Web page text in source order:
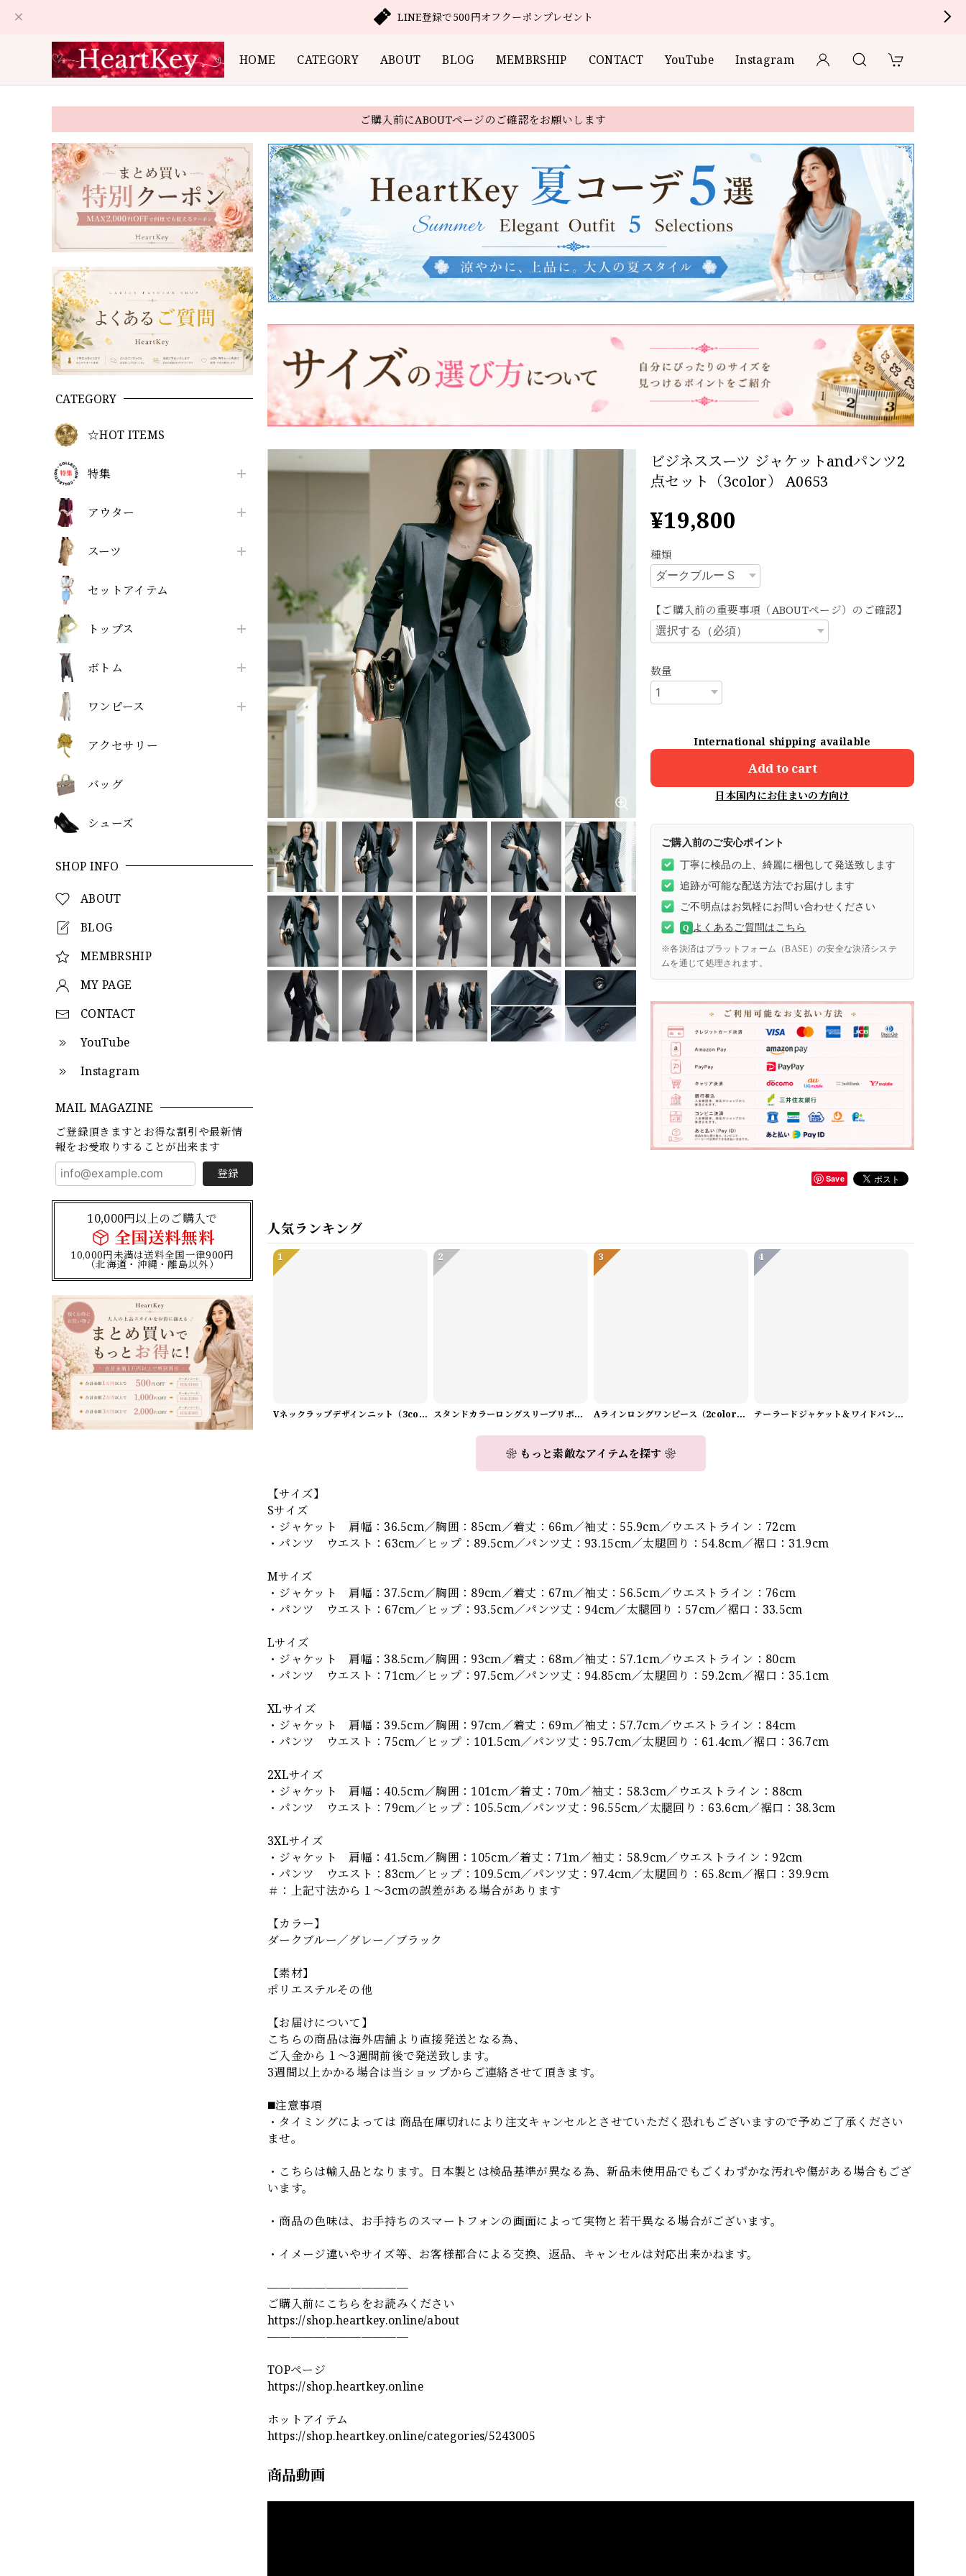
LINE登録で500円オフクーポンプレゼント
HOME CATEGORY ABOUT BLOG MEMBRSHIP CONTACT YouTube Instagram
ご購入前にABOUTページのご確認をお願いします
CATEGORY
☆HOT ITEMS
特集
アウター
スーツ
セットアイテム
トップス
ボトム
ワンピース
アクセサリー
バッグ
シューズ
SHOP INFO
ABOUT
BLOG
MEMBRSHIP
MY PAGE
CONTACT
YouTube
Instagram
MAIL MAGAZINE
ご登録頂きますとお得な割引や最新情
報をお受取りすることが出来ます
登録
10,000円以上のご購入で
全国送料無料
10,000円未満は送料全国一律900円
（北海道・沖縄・離島以外）
ビジネススーツ ジャケットandパンツ2
点セット（3color） A0653
¥19,800
種類
【ご購入前の重要事項（ABOUTページ）のご確認】
数量
International shipping available
Add to cart
日本国内にお住まいの方向け
ご購入前のご安心ポイント
丁寧に検品の上、綺麗に梱包して発送致します
追跡が可能な配送方法でお届けします
ご不明点はお気軽にお問い合わせください
Q よくあるご質問はこちら
※各決済はプラットフォーム（BASE）の安全な決済システ
ムを通じて処理されます。
Save
人気ランキング
1
Vネックラップデザインニット（3color） A1008
2
スタンドカラーロングスリーブリボンブラウス（3color） A1126
3
Aラインロングワンピース（2color） A0908
4
テーラードジャケット＆ワイドパンツスーツwithスカーフ A0987
❀ もっと素敵なアイテムを探す ❀
【サイズ】
Sサイズ
・ジャケット 肩幅：36.5cm／胸囲：85cm／着丈：66m／袖丈：55.9cm／ウエストライン：72cm
・パンツ ウエスト：63cm／ヒップ：89.5cm／パンツ丈：93.15cm／太腿回り：54.8cm／裾口：31.9cm
Mサイズ
・ジャケット 肩幅：37.5cm／胸囲：89cm／着丈：67m／袖丈：56.5cm／ウエストライン：76cm
・パンツ ウエスト：67cm／ヒップ：93.5cm／パンツ丈：94cm／太腿回り：57cm／裾口：33.5cm
Lサイズ
・ジャケット 肩幅：38.5cm／胸囲：93cm／着丈：68m／袖丈：57.1cm／ウエストライン：80cm
・パンツ ウエスト：71cm／ヒップ：97.5cm／パンツ丈：94.85cm／太腿回り：59.2cm／裾口：35.1cm
XLサイズ
・ジャケット 肩幅：39.5cm／胸囲：97cm／着丈：69m／袖丈：57.7cm／ウエストライン：84cm
・パンツ ウエスト：75cm／ヒップ：101.5cm／パンツ丈：95.7cm／太腿回り：61.4cm／裾口：36.7cm
2XLサイズ
・ジャケット 肩幅：40.5cm／胸囲：101cm／着丈：70m／袖丈：58.3cm／ウエストライン：88cm
・パンツ ウエスト：79cm／ヒップ：105.5cm／パンツ丈：96.55cm／太腿回り：63.6cm／裾口：38.3cm
3XLサイズ
・ジャケット 肩幅：41.5cm／胸囲：105cm／着丈：71m／袖丈：58.9cm／ウエストライン：92cm
・パンツ ウエスト：83cm／ヒップ：109.5cm／パンツ丈：97.4cm／太腿回り：65.8cm／裾口：39.9cm
＃：上記寸法から１～3cmの誤差がある場合があります
【カラー】
ダークブルー／グレー／ブラック
【素材】
ポリエステルその他
【お届けについて】
こちらの商品は海外店舗より直接発送となる為、
ご入金から１～3週間前後で発送致します。
3週間以上かかる場合は当ショップからご連絡させて頂きます。
◼️注意事項
・タイミングによっては 商品在庫切れにより注文キャンセルとさせていただく恐れもございますので予めご了承ください
ませ。
・こちらは輸入品となります。日本製とは検品基準が異なる為、新品未使用品でもごくわずかな汚れや傷がある場合もござ
います。
・商品の色味は、お手持ちのスマートフォンの画面によって実物と若干異なる場合がございます。
・イメージ違いやサイズ等、お客様都合による交換、返品、キャンセルは対応出来かねます。
————————————
ご購入前にこちらをお読みください
https://shop.heartkey.online/about
————————————
TOPページ
https://shop.heartkey.online
ホットアイテム
https://shop.heartkey.online/categories/5243005
商品動画